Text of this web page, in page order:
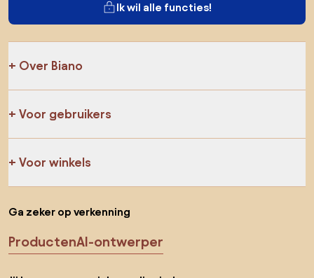
Ik wil alle functies!
Over Biano
Voor gebruikers
Voor winkels
Ga zeker op verkenning
ProductenAI-ontwerper